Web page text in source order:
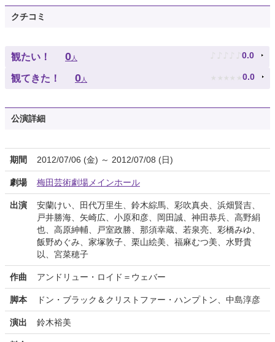
クチコミ
観たい！ 0人 ♪ ♪ ♪ ♪ ♪ 0.0
観てきた！ 0人 ★ ★ ★ ★ ★ 0.0
公演詳細
期間 2012/07/06 (金) ～ 2012/07/08 (日)
劇場 梅田芸術劇場メインホール
出演
安蘭けい、田代万里生、鈴木綜馬、彩吹真央、浜畑賢吉、
戸井勝海、矢崎広、小原和彦、岡田誠、神田恭兵、高野絹
也、高原紳輔、戸室政勝、那須幸蔵、若泉亮、彩橋みゆ、
飯野めぐみ、家塚敦子、栗山絵美、福麻むつ美、水野貴
以、宮菜穂子
作曲 アンドリュー・ロイド＝ウェバー
脚本 ドン・ブラック＆クリストファー・ハンプトン、中島淳彦
演出 鈴木裕美